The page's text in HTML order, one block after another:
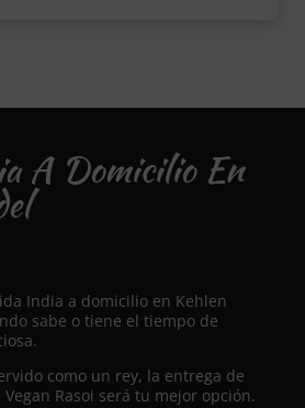
A Domicilio En
India a domicilio en Kehlen
sabe o tiene el tiempo de
como un rey, la entrega de
Rasoi será tu mejor opción.